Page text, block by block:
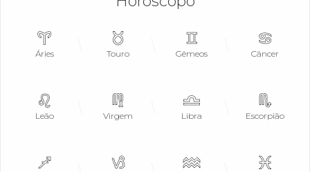
Áries Touro Gêmeos Câncer
Leão Virgem Libra Escorpião